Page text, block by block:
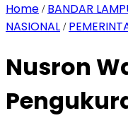
Home / BANDAR
NASIONAL /
Nusron